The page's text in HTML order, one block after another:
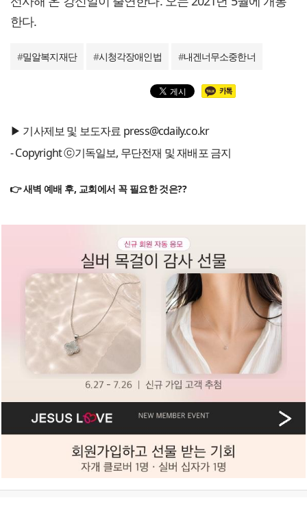
한다.
#밀알복지재단 #시청각장애인법 #내겐너무소중한너
▶ 기사제보 및 보도자료 press@cdaily.co.kr
- Copyright ⓒ기독일보, 무단전재 및 재배포 금지
👉 새벽 예배 후, 교회에서 꼭 필요한 것은??